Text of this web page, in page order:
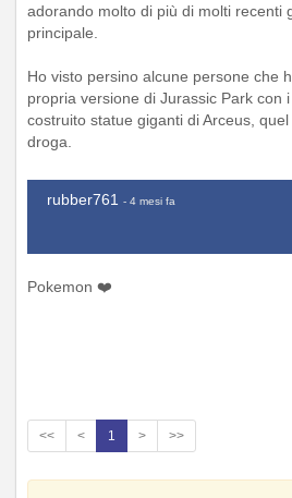
adorando molto di più di molti recenti
principale.
Ho visto persino alcune persone che
propria versione di Jurassic Park con
costruito statue giganti di Arceus,
droga.
rubber761 - 4 mesi fa
Pokemon ❤️
<< < 1 > >>